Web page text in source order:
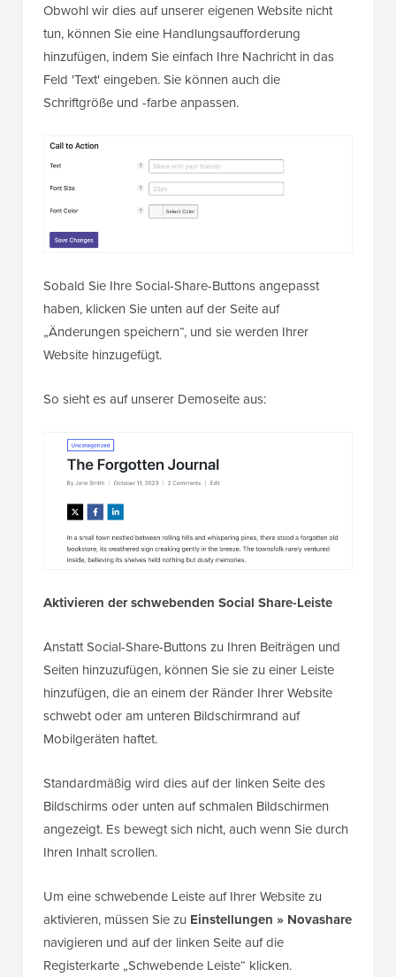
Obwohl wir dies auf unserer eigenen Website nicht
tun, können Sie eine Handlungsaufforderung
hinzufügen, indem Sie einfach Ihre Nachricht in das
Feld 'Text' eingeben. Sie können auch die
Schriftgröße und -farbe anpassen.
Sobald Sie Ihre Social-Share-Buttons angepasst
haben, klicken Sie unten auf der Seite auf
„Änderungen speichern“, und sie werden Ihrer
Website hinzugefügt.
So sieht es auf unserer Demoseite aus:
Aktivieren der schwebenden Social Share-Leiste
Anstatt Social-Share-Buttons zu Ihren Beiträgen und
Seiten hinzuzufügen, können Sie sie zu einer Leiste
hinzufügen, die an einem der Ränder Ihrer Website
schwebt oder am unteren Bildschirmrand auf
Mobilgeräten haftet.
Standardmäßig wird dies auf der linken Seite des
Bildschirms oder unten auf schmalen Bildschirmen
angezeigt. Es bewegt sich nicht, auch wenn Sie durch
Ihren Inhalt scrollen.
Um eine schwebende Leiste auf Ihrer Website zu
aktivieren, müssen Sie zu Einstellungen » Novashare
navigieren und auf der linken Seite auf die
Registerkarte „Schwebende Leiste“ klicken.